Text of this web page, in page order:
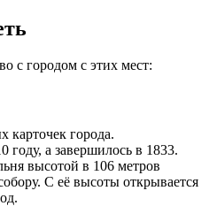
с городом с этих мест:
карточек города.
году, а завершилось в 1833.
высотой в 106 метров
С её высоты открывается